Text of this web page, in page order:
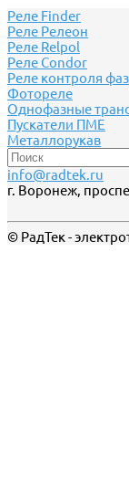
Реле Finder
Реле Релеон
Реле Relpol
Реле Сondor
Реле контроля фаз
Фотореле
Однофазные
Пускатели ПМЕ
Металлорукав
info@radtek.ru
г. Воронеж,
© РадТек -